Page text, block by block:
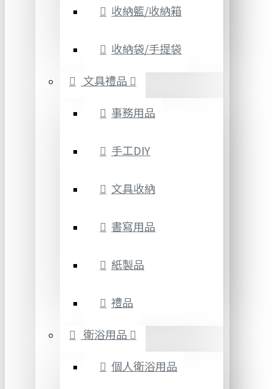
收納籃/收納箱
收納袋/手提袋
文具禮品
事務用品
手工DIY
文具收納
書寫用品
紙製品
禮品
衛浴用品
個人衛浴用品